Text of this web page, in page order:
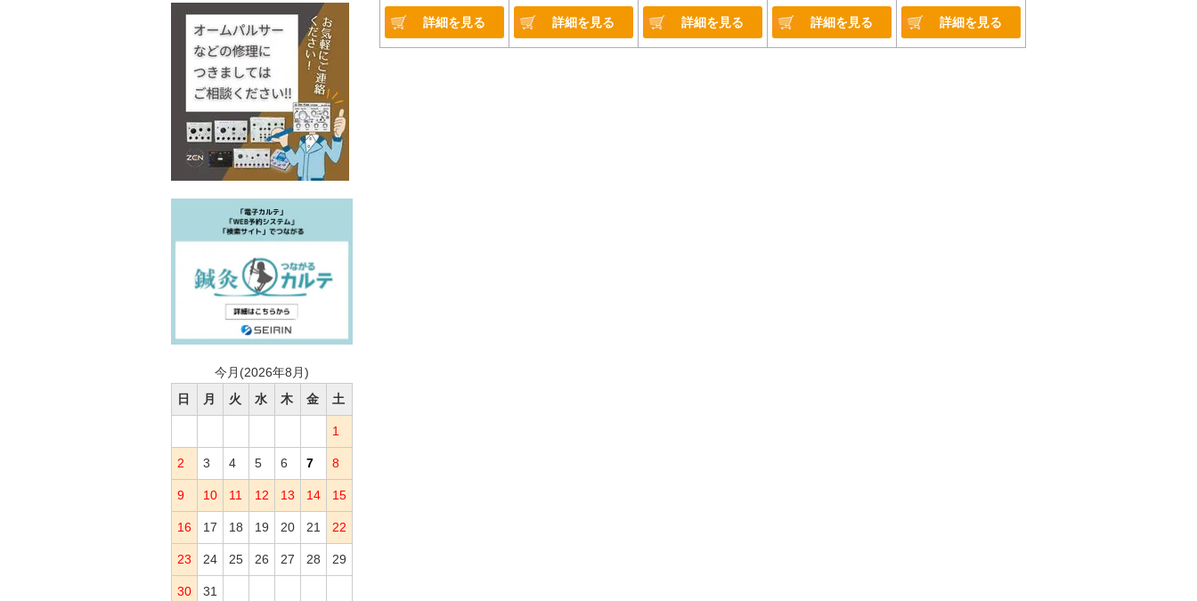
詳細を見る 詳細を見る 詳細を見る 詳細を見る 詳細を見る
今月(2026年8月)
日
月 火 水 木 金 土
1
2 3 4 5 6 7 8
9 10 11 12 13 14 15
16 17 18 19 20 21 22
23 24 25 26 27 28 29
30
31